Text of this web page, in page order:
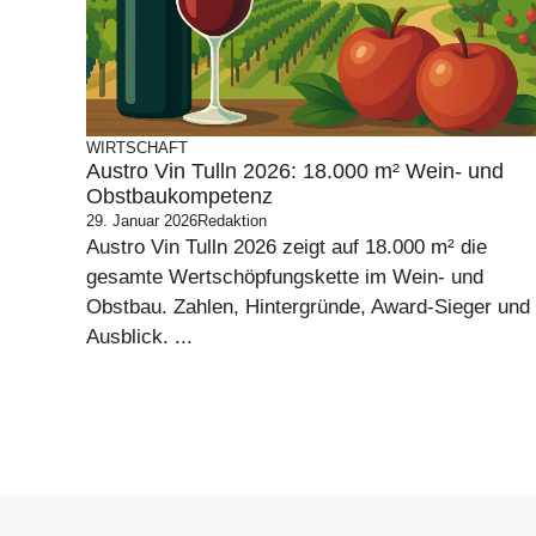
WIRTSCHAFT
Austro Vin Tulln 2026: 18.000 m² Wein- und
Obstbaukompetenz
29. Januar 2026Redaktion
Austro Vin Tulln 2026 zeigt auf 18.000 m² die
gesamte Wertschöpfungskette im Wein- und
Obstbau. Zahlen, Hintergründe, Award-Sieger und
Ausblick. ...